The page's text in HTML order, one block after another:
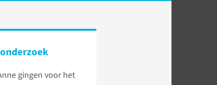
gingen voor het